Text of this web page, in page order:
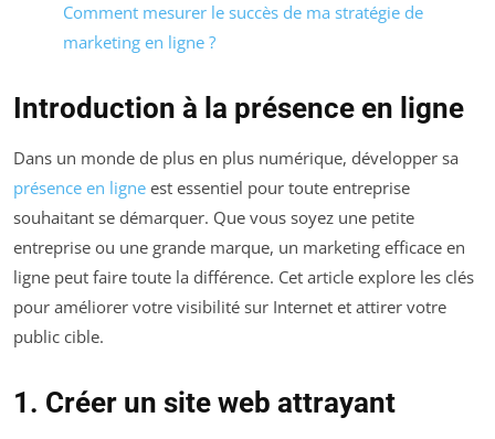
Comment mesurer le succès de ma stratégie de
marketing en ligne ?
Introduction à la présence en ligne
Dans un monde de plus en plus numérique, développer sa
présence en ligne est essentiel pour toute entreprise
souhaitant se démarquer. Que vous soyez une petite
entreprise ou une grande marque, un marketing efficace en
ligne peut faire toute la différence. Cet article explore les clés
pour améliorer votre visibilité sur Internet et attirer votre
public cible.
1. Créer un site web attrayant